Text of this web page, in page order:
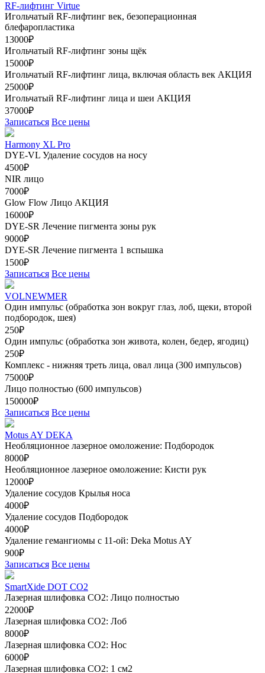
RF-лифтинг Virtue
Игольчатый RF-лифтинг век, безоперационная
блефаропластика
13000₽
Игольчатый RF-лифтинг зоны щёк
15000₽
Игольчатый RF-лифтинг лица, включая область век АКЦИЯ
25000₽
Игольчатый RF-лифтинг лица и шеи АКЦИЯ
37000₽
Записаться Все цены
Harmony XL Pro
DYE-VL Удаление сосудов на носу
4500₽
NIR лицо
7000₽
Glow Flow Лицо АКЦИЯ
16000₽
DYE-SR Лечение пигмента зоны рук
9000₽
DYE-SR Лечение пигмента 1 вспышка
1500₽
Записаться Все цены
VOLNEWMER
Один импульс (обработка зон вокруг глаз, лоб, щеки, второй
подбородок, шея)
250₽
Один импульс (обработка зон живота, колен, бедер, ягодиц)
250₽
Комплекс - нижняя треть лица, овал лица (300 импульсов)
75000₽
Лицо полностью (600 импульсов)
150000₽
Записаться Все цены
Motus AY DEKA
Необляционное лазерное омоложение: Подбородок
8000₽
Необляционное лазерное омоложение: Кисти рук
12000₽
Удаление сосудов Крылья носа
4000₽
Удаление сосудов Подбородок
4000₽
Удаление гемангиомы с 11-ой: Deka Motus AY
900₽
Записаться Все цены
SmartXide DOT CO2
Лазерная шлифовка CO2: Лицо полностью
22000₽
Лазерная шлифовка СО2: Лоб
8000₽
Лазерная шлифовка СО2: Нос
6000₽
Лазерная шлифовка СО2: 1 см2